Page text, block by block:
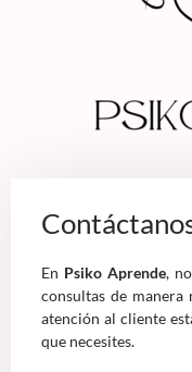
En Psiko Aprende,
consultas de
atención al cliente
que necesites.